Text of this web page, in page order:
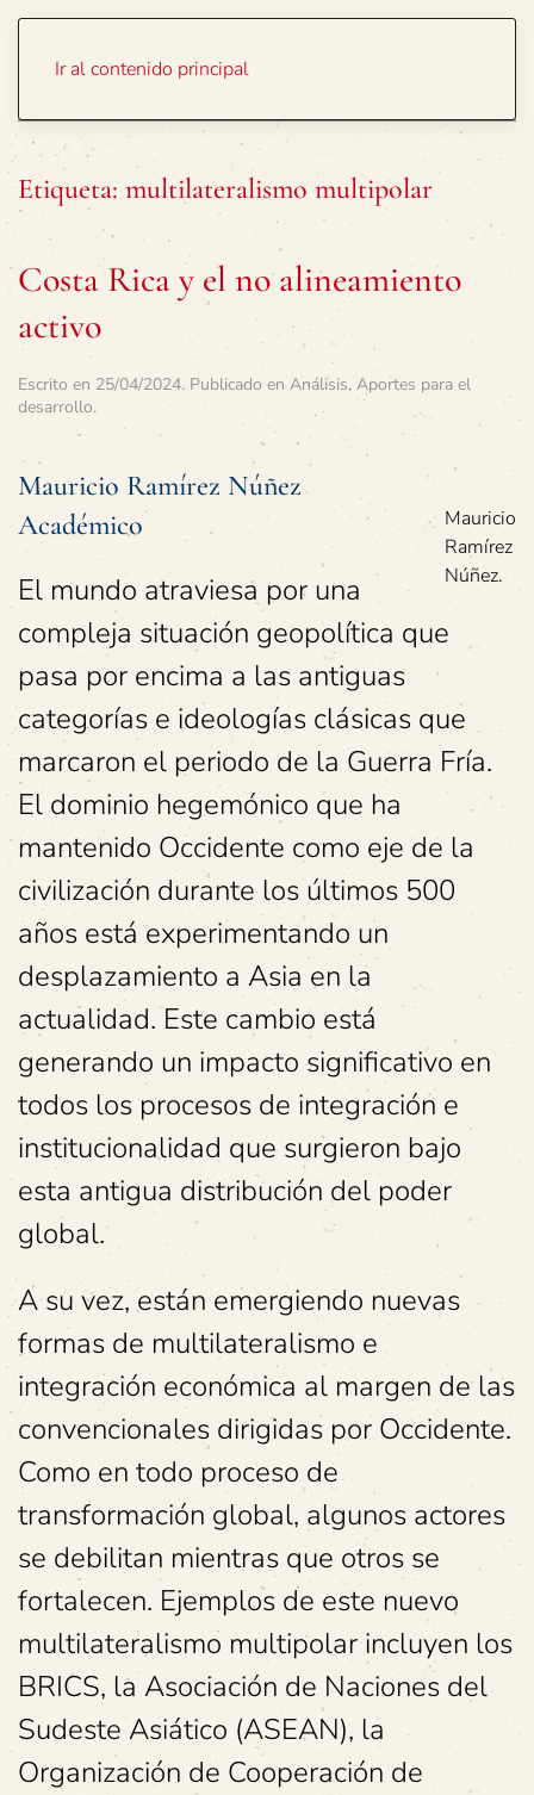
Ir al contenido principal
Etiqueta: multilateralismo multipolar
Costa Rica y el no alineamiento
activo
Escrito en 25/04/2024. Publicado en Análisis, Aportes para el
desarrollo.
Mauricio
Ramírez
Núñez.
Mauricio Ramírez Núñez
Académico
El mundo atraviesa por una
compleja situación geopolítica que
pasa por encima a las antiguas
categorías e ideologías clásicas que
marcaron el periodo de la Guerra Fría.
El dominio hegemónico que ha
mantenido Occidente como eje de la
civilización durante los últimos 500
años está experimentando un
desplazamiento a Asia en la
actualidad. Este cambio está
generando un impacto significativo en
todos los procesos de integración e
institucionalidad que surgieron bajo
esta antigua distribución del poder
global.
A su vez, están emergiendo nuevas
formas de multilateralismo e
integración económica al margen de las
convencionales dirigidas por Occidente.
Como en todo proceso de
transformación global, algunos actores
se debilitan mientras que otros se
fortalecen. Ejemplos de este nuevo
multilateralismo multipolar incluyen los
BRICS, la Asociación de Naciones del
Sudeste Asiático (ASEAN), la
Organización de Cooperación de